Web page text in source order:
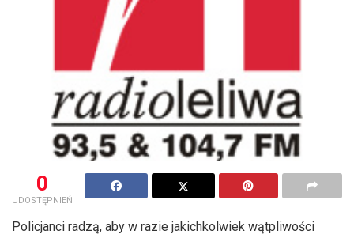
0
UDOSTĘPNIEŃ
Policjanci radzą, aby w razie jakichkolwiek wątpliwości